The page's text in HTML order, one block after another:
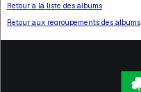
Retour à la liste des albums
Retour aux regroupements des albums